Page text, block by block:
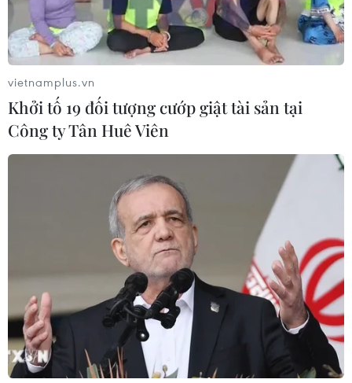
vietnamplus.vn
Khởi tố 19 đối tượng cướp giật tài sản tại
Công ty Tân Huê Viên